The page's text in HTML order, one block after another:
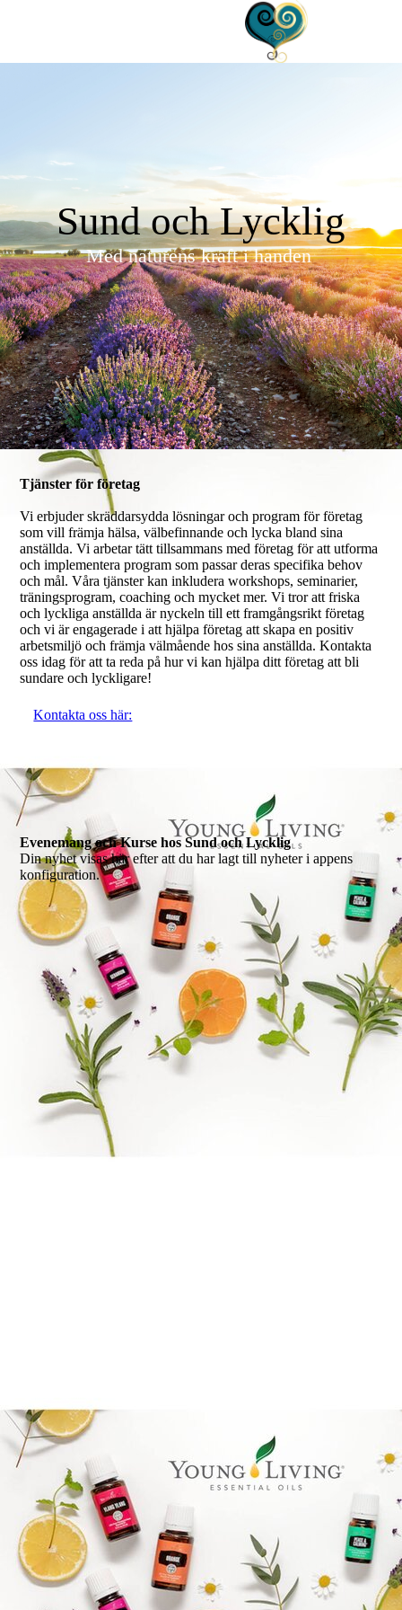
Sund och Lycklig
Med naturens kraft i handen
Tjänster för företag
Vi erbjuder skräddarsydda lösningar och program för företag
som vill främja hälsa, välbefinnande och lycka bland sina
anställda. Vi arbetar tätt tillsammans med företag för att utforma
och implementera program som passar deras specifika behov
och mål. Våra tjänster kan inkludera workshops, seminarier,
träningsprogram, coaching och mycket mer. Vi tror att friska
och lyckliga anställda är nyckeln till ett framgångsrikt företag
och vi är engagerade i att hjälpa företag att skapa en positiv
arbetsmiljö och främja välmående hos sina anställda. Kontakta
oss idag för att ta reda på hur vi kan hjälpa ditt företag att bli
sundare och lyckligare!
Kontakta oss här:
Evenemang och Kurse hos Sund och Lycklig
Din nyhet visas här efter att du har lagt till nyheter i appens
konfiguration.